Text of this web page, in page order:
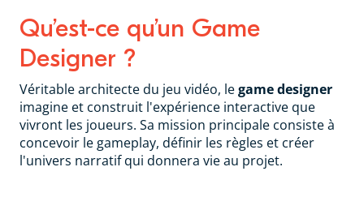
Qu’est-ce qu’un Game
Designer ?
Véritable architecte du jeu vidéo, legame designer
imagine et construit l'expérience interactive que
vivront les joueurs. Sa mission principale consiste à
concevoir le gameplay, définir les règles et créer
l'univers narratif qui donnera vie au projet.